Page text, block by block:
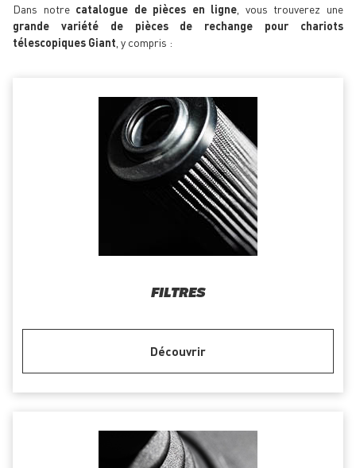
Dans notre catalogue de pièces en ligne , vous trouverez une
grande variété de pièces de rechange pour chariots
télescopiques Giant , y compris :
FILTRES
Découvrir